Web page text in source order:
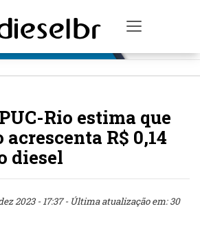
Toggle
Rio estima que
R$ 0,14
diesel
2023 - 17:37- Última atualização em: 30